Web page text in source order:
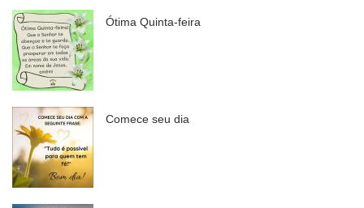
Ótima Quinta-feira
Comece seu dia